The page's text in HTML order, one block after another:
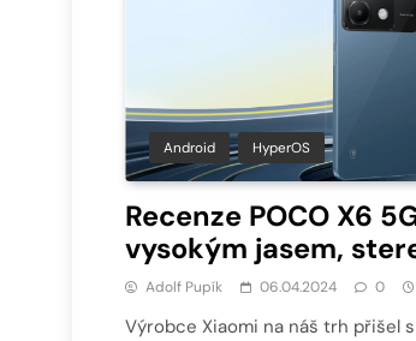
Android HyperOS
Recenze POCO X6
vysokým jasem,
Adolf Pupík 06.04.2024 0
Výrobce Xiaomi na náš trh přišel